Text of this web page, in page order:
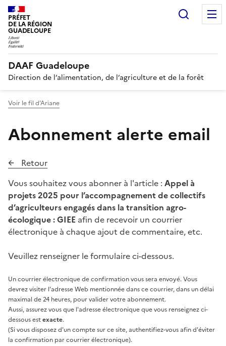
PRÉFET
DE LA RÉGION
GUADELOUPE
DAAF Guadeloupe
Direction de l’alimentation, de l’agriculture et de la forêt
Voir le fil d'Ariane
Abonnement alerte email
Retour
Vous souhaitez vous abonner à l'article : Appel à
projets 2025 pour l’accompagnement de collectifs
d’agriculteurs engagés dans la transition agro-
écologique : GIEE afin de recevoir un courrier
électronique à chaque ajout de commentaire, etc.
Veuillez renseigner le formulaire ci-dessous.
Un courrier électronique de confirmation vous sera envoyé. Vous
devrez visiter l'adresse Web mentionnée dans ce courrier, dans un délai
maximal de 24 heures, pour valider votre abonnement.
Aussi, assurez vous que l'adresse électronique que vous renseignez ci-
dessous estexacte.
(Si vous disposez d'un compte sur ce site, authentifiez-vous afin d'éviter
la confirmation par courrier électronique).